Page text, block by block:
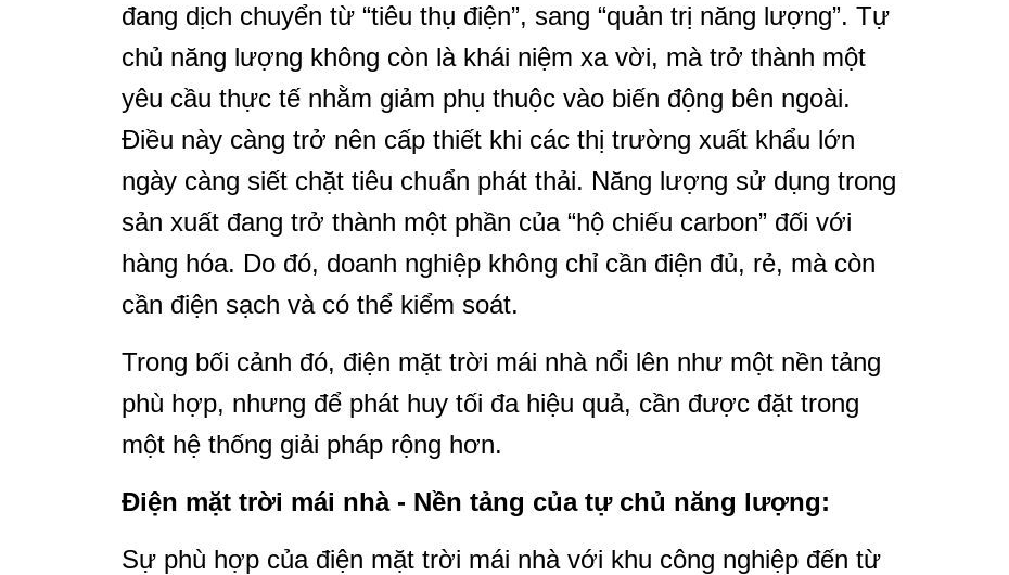
đang dịch chuyển từ “tiêu thụ điện”, sang “quản trị năng lượng”. Tự
chủ năng lượng không còn là khái niệm xa vời, mà trở thành một
yêu cầu thực tế nhằm giảm phụ thuộc vào biến động bên ngoài.
Điều này càng trở nên cấp thiết khi các thị trường xuất khẩu lớn
ngày càng siết chặt tiêu chuẩn phát thải. Năng lượng sử dụng trong
sản xuất đang trở thành một phần của “hộ chiếu carbon” đối với
hàng hóa. Do đó, doanh nghiệp không chỉ cần điện đủ, rẻ, mà còn
cần điện sạch và có thể kiểm soát.
Trong bối cảnh đó, điện mặt trời mái nhà nổi lên như một nền tảng
phù hợp, nhưng để phát huy tối đa hiệu quả, cần được đặt trong
một hệ thống giải pháp rộng hơn.
Điện mặt trời mái nhà - Nền tảng của tự chủ năng lượng:
Sự phù hợp của điện mặt trời mái nhà với khu công nghiệp đến từ